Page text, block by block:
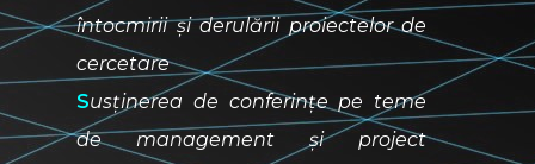
întocmirii și derulării proiectelor de
cercetare
Susținerea de conferințe pe teme
de management și project